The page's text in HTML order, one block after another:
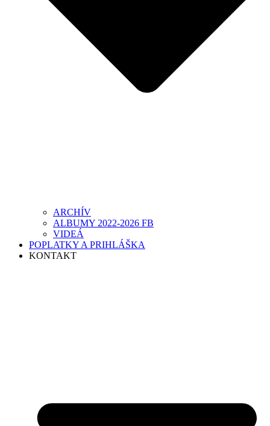
ARCHÍV
ALBUMY 2022-2026 FB
VIDEÁ
POPLATKY A PRIHLÁŠKA
KONTAKT